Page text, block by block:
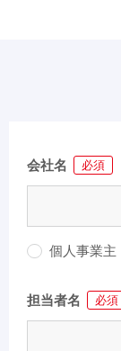
会社名 必須
個人事業主
担当者名 必須